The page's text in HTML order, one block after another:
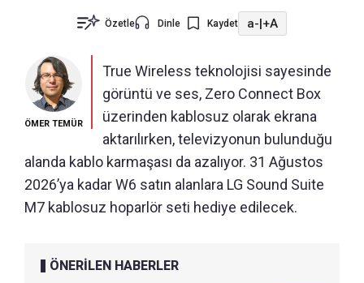
Özetle Dinle Kaydet a-|+A
ÖMER TEMÜR
True Wireless teknolojisi sayesinde
görüntü ve ses, Zero Connect Box
üzerinden kablosuz olarak ekrana
aktarılırken, televizyonun bulunduğu
alanda kablo karmaşası da azalıyor. 31 Ağustos
2026’ya kadar W6 satın alanlara LG Sound Suite
M7 kablosuz hoparlör seti hediye edilecek.
ÖNERİLEN HABERLER